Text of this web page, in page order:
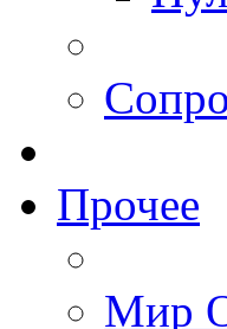
Прочее
Мир